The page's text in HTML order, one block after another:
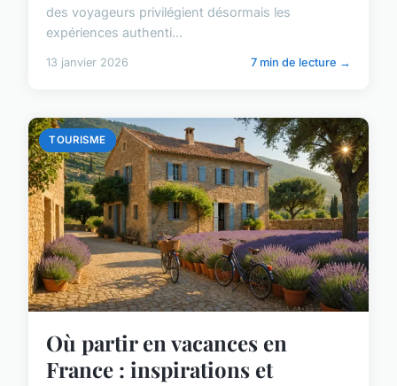
des voyageurs privilégient désormais les
expériences authenti...
13 janvier 2026 7 min de lecture →
TOURISME
Où partir en vacances en
France : inspirations et